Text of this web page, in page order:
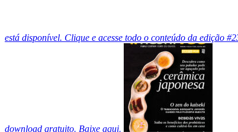
está disponível. Clique e acesse todo o conteúdo da edição
download gratuito. Baixe aqui.